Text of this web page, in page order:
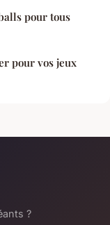
pour tous
pour vos jeux
?